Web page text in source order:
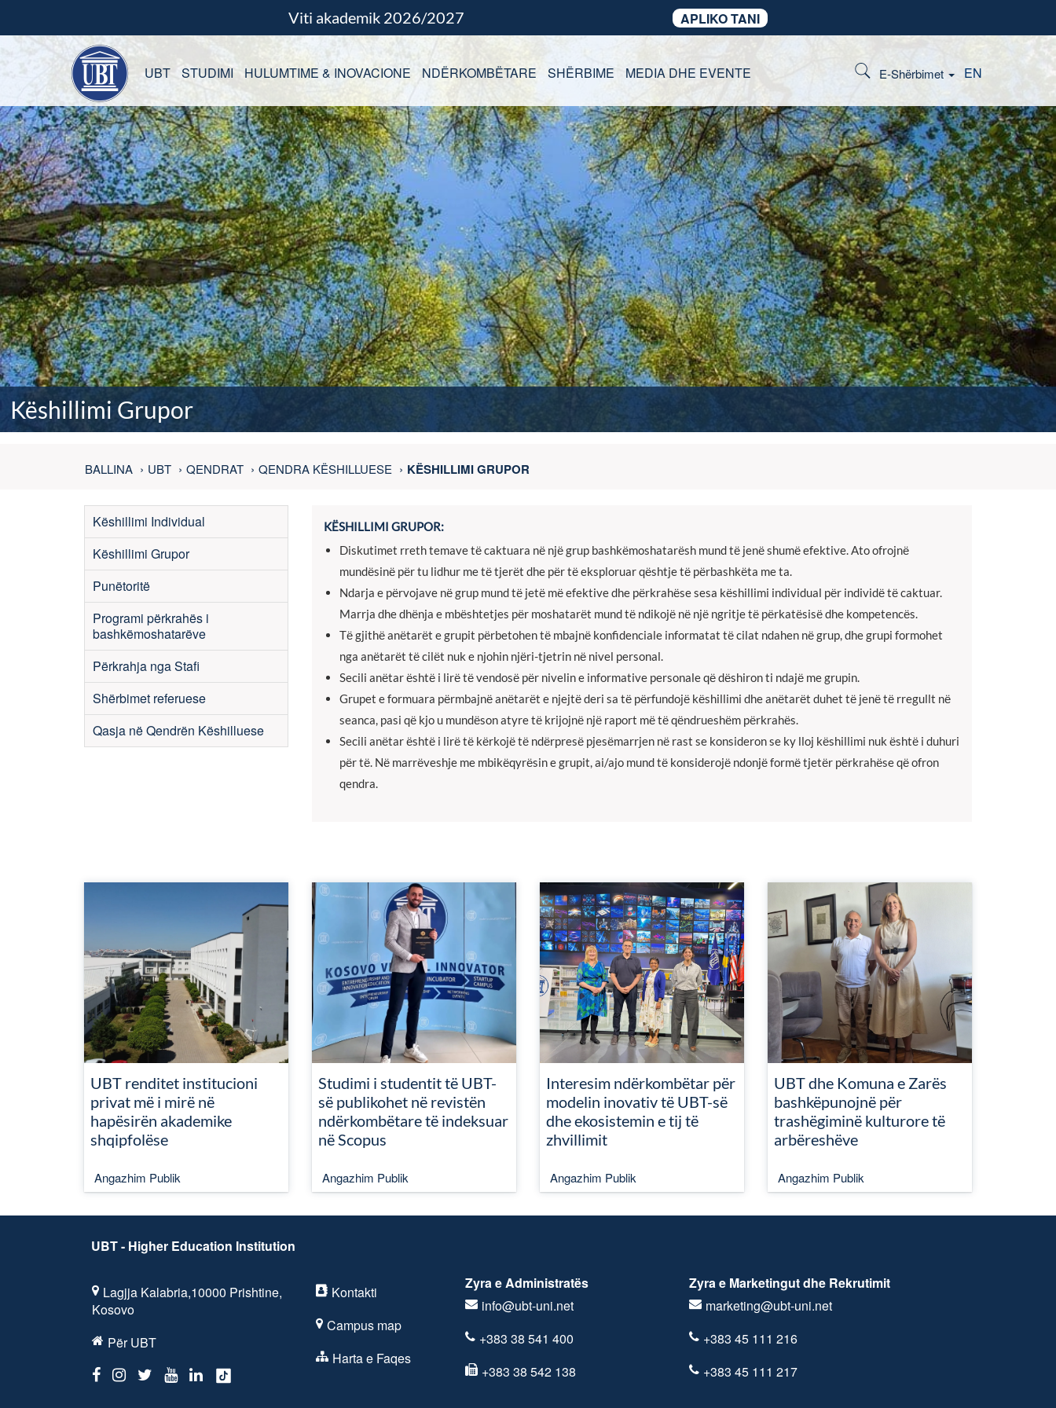
Viti akademik 2026/2027 APLIKO TANI
E-Shërbimet EN
UBT STUDIMI HULUMTIME & INOVACIONE NDËRKOMBËTARE SHËRBIME MEDIA DHE EVENTE
Këshillimi Grupor
BALLINA UBT QENDRAT QENDRA KËSHILLUESE KËSHILLIMI GRUPOR
Këshillimi Individual
Këshillimi Grupor
Punëtoritë
Programi përkrahës i
bashkëmoshatarëve
Përkrahja nga Stafi
Shërbimet referuese
Qasja në Qendrën Këshilluese
KËSHILLIMI GRUPOR:
Diskutimet rreth temave tё caktuara nё njё grup bashkёmoshatarёsh mund tё jenё shumё efektive. Ato ofrojnё
mundёsinё pёr tu lidhur me tё tjerёt dhe pёr tё eksploruar qёshtje tё pёrbashkёta me ta.
Ndarja e pёrvojave nё grup mund tё jetё mё efektive dhe pёrkrahёse sesa kёshillimi individual pёr individё tё caktuar.
Marrja dhe dhёnja e mbёshtetjes pёr moshatarёt mund tё ndikojё nё njё ngritje tё pёrkatёsisё dhe kompetencёs.
Tё gjithё anёtarёt e grupit pёrbetohen tё mbajnё konfidenciale informatat tё cilat ndahen nё grup, dhe grupi formohet
nga anёtarёt tё cilёt nuk e njohin njёri-tjetrin nё nivel personal.
Secili anёtar ёshtё i lirё tё vendosё pёr nivelin e informative personale qё dёshiron ti ndajё me grupin.
Grupet e formuara pёrmbajnё anёtarёt e njejtё deri sa tё pёrfundojё kёshillimi dhe anёtarёt duhet tё jenё tё rregullt nё
seanca, pasi qё kjo u mundёson atyre tё krijojnё njё raport mё tё qёndrueshёm pёrkrahёs.
Secili anёtar ёshtё i lirё tё kёrkojё tё ndёrpresё pjesёmarrjen nё rast se konsideron se ky lloj kёshillimi nuk ёshtё i duhuri
pёr tё. Nё marrёveshje me mbikёqyrёsin e grupit, ai/ajo mund tё konsiderojё ndonjё formё tjetёr pёrkrahёse qё ofron
qendra.
UBT renditet institucioni
privat më i mirë në
hapësirën akademike
shqipfolëse
Angazhim Publik
Studimi i studentit të UBT-
së publikohet në revistën
ndërkombëtare të indeksuar
në Scopus
Angazhim Publik
Interesim ndërkombëtar për
modelin inovativ të UBT-së
dhe ekosistemin e tij të
zhvillimit
Angazhim Publik
UBT dhe Komuna e Zarës
bashkëpunojnë për
trashëgiminë kulturore të
arbëreshëve
Angazhim Publik
UBT - Higher Education Institution
Lagjja Kalabria,10000 Prishtine,
Kosovo
Për UBT
Kontakti
Campus map
Harta e Faqes
Zyra e Administratës
info@ubt-uni.net
+383 38 541 400
+383 38 542 138
Zyra e Marketingut dhe Rekrutimit
marketing@ubt-uni.net
+383 45 111 216
+383 45 111 217